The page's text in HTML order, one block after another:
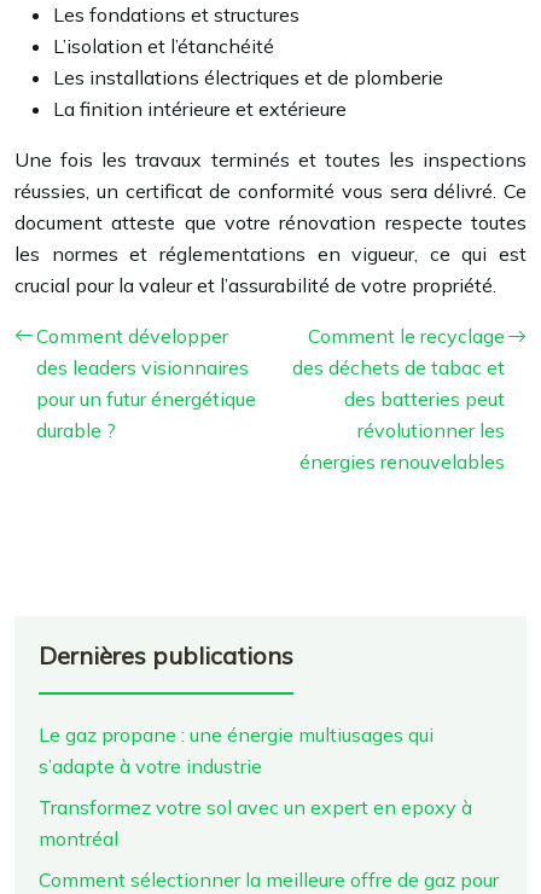
Les fondations et structures
L’isolation et l’étanchéité
Les installations électriques et de plomberie
La finition intérieure et extérieure
Une fois les travaux terminés et toutes les inspections
réussies, un certificat de conformité vous sera délivré. Ce
document atteste que votre rénovation respecte toutes
les normes et réglementations en vigueur, ce qui est
crucial pour la valeur et l’assurabilité de votre propriété.
Comment développer
des leaders visionnaires
pour un futur énergétique
durable ?
Comment le recyclage
des déchets de tabac et
des batteries peut
révolutionner les
énergies renouvelables
Dernières publications
Le gaz propane : une énergie multiusages qui
s’adapte à votre industrie
Transformez votre sol avec un expert en epoxy à
montréal
Comment sélectionner la meilleure offre de gaz pour